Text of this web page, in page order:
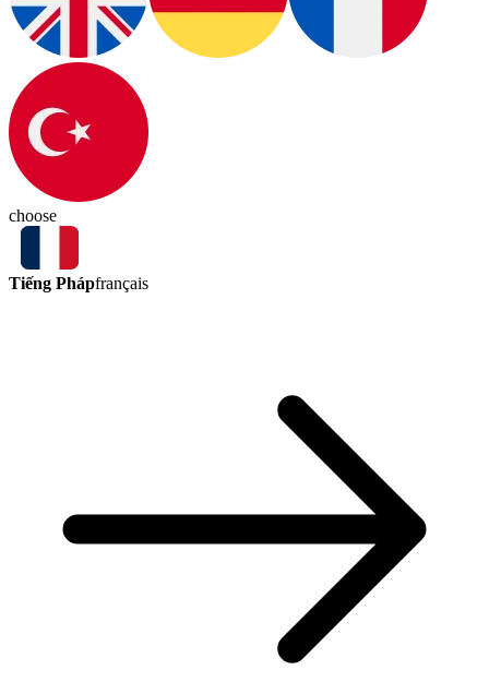
choose
Tiếng Phápfrançais